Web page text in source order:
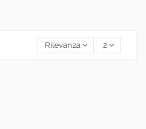
Rilevanza 2